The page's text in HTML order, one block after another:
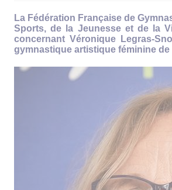
La Fédération Française de
Sports, de la Jeunesse et de la
concernant Véronique Legras-
gymnastique artistique féminine de